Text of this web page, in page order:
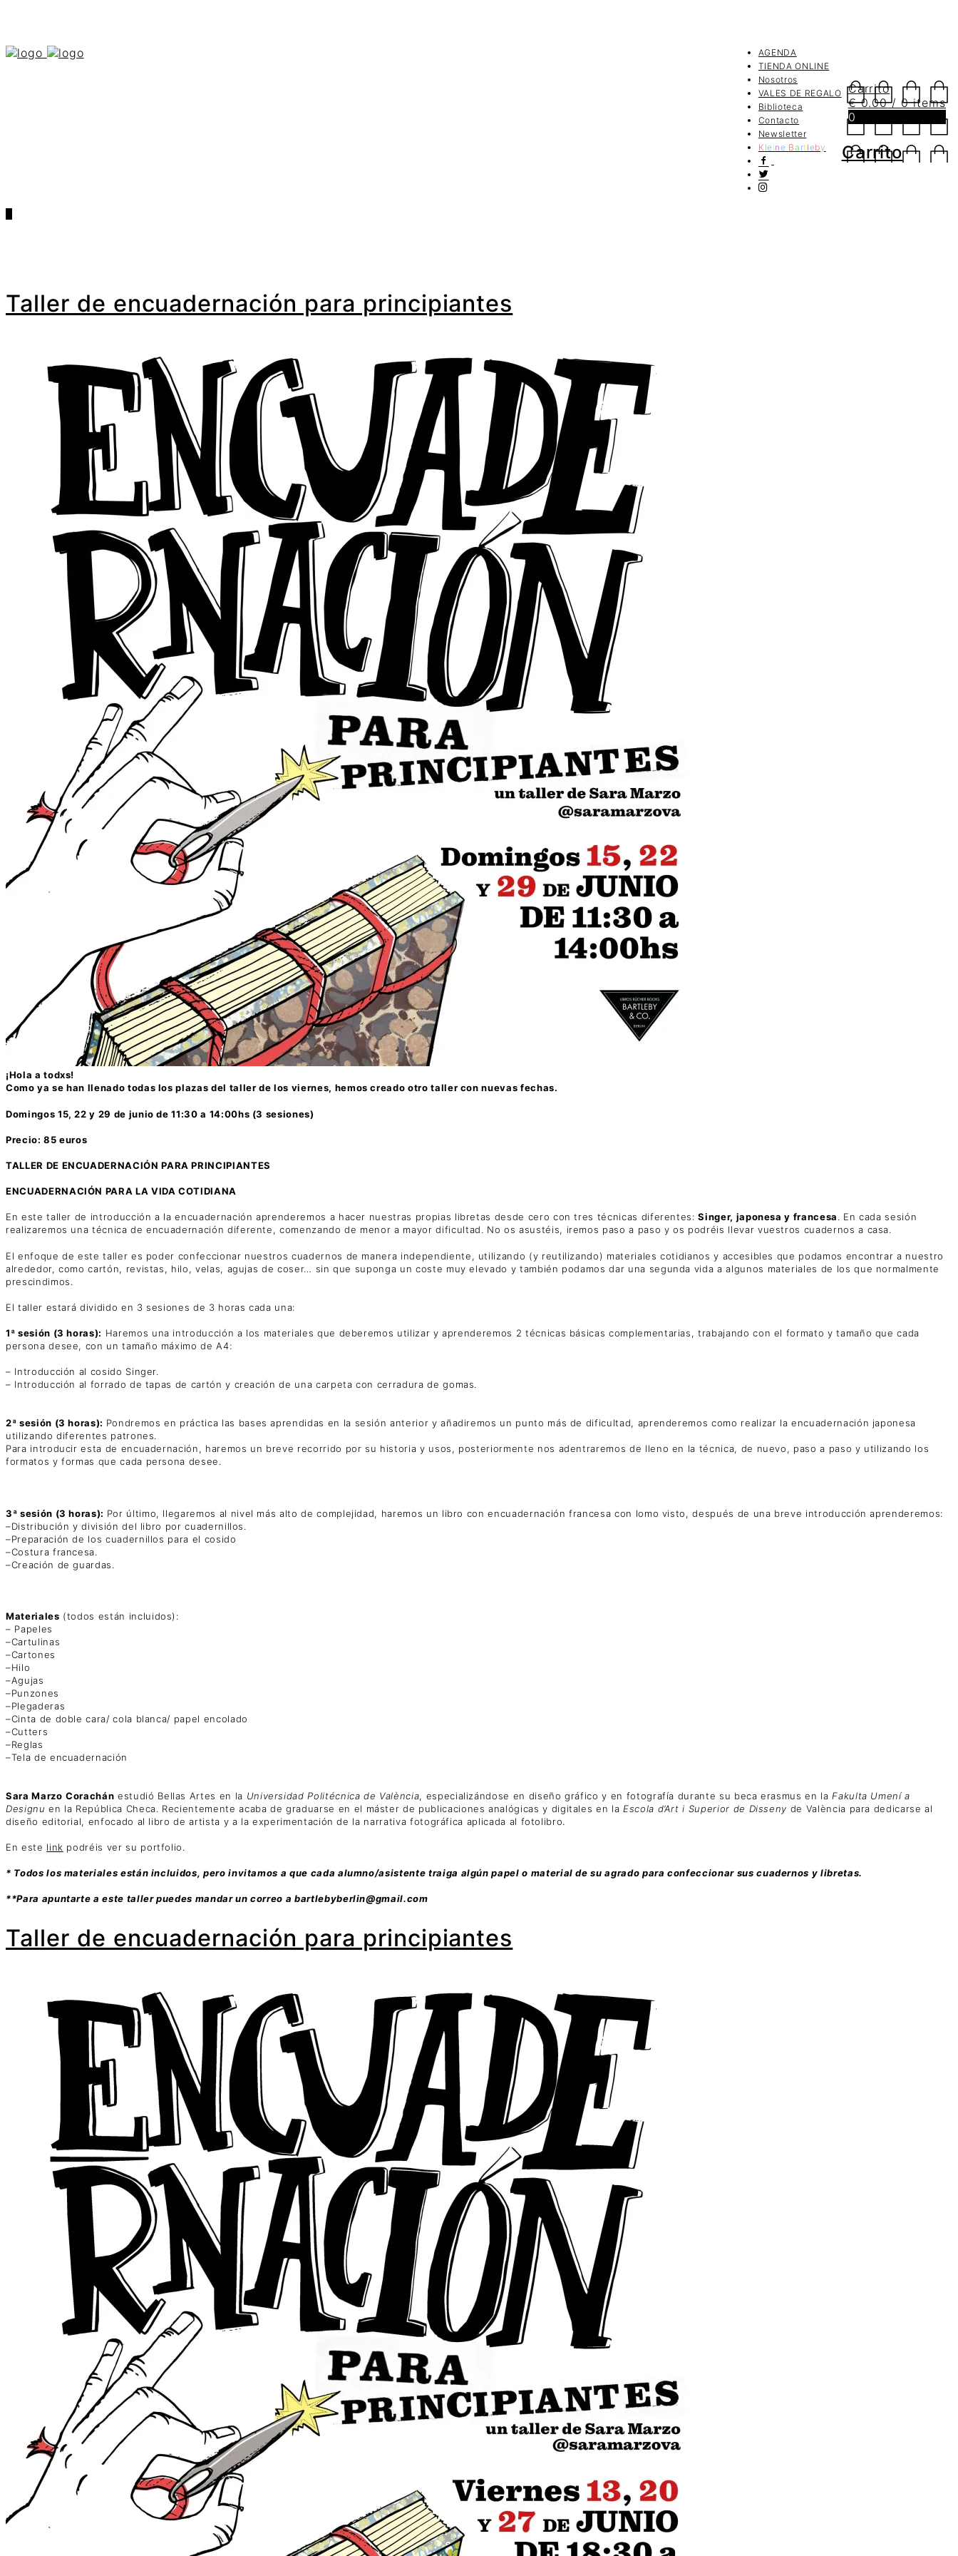
AGENDA
TIENDA ONLINE
Nosotros
VALES DE REGALO
Biblioteca
Contacto
Newsletter
K leine Ba rtleby
Carrito
€0.00 / 0 items
0
Carrito
Taller de encuadernación para principiantes
¡Hola a todxs!
Como ya se han llenado todas los plazas del taller de los viernes, hemos creado otro taller con nuevas fechas.
Domingos 15, 22 y 29 de junio de 11:30 a 14:00hs (3 sesiones)
Precio: 85 euros
TALLER DE ENCUADERNACIÓN PARA PRINCIPIANTES
ENCUADERNACIÓN PARA LA VIDA COTIDIANA
En este taller de introducción a la encuadernación aprenderemos a hacer nuestras propias libretas desde cero con tres técnicas diferentes:Singer, japonesa y francesa. En cada sesión
realizaremos una técnica de encuadernación diferente, comenzando de menor a mayor dificultad. No os asustéis, iremos paso a paso y os podréis llevar vuestros cuadernos a casa.
El enfoque de este taller es poder confeccionar nuestros cuadernos de manera independiente, utilizando (y reutilizando) materiales cotidianos y accesibles que podamos encontrar a nuestro
alrededor, como cartón, revistas, hilo, velas, agujas de coser… sin que suponga un coste muy elevado y también podamos dar una segunda vida a algunos materiales de los que normalmente
prescindimos.
El taller estará dividido en 3 sesiones de 3 horas cada una:
1ª sesión (3 horas): Haremos una introducción a los materiales que deberemos utilizar y aprenderemos 2 técnicas básicas complementarias, trabajando con el formato y tamaño que cada
persona desee, con un tamaño máximo de A4:
– Introducción al cosido Singer.
– Introducción al forrado de tapas de cartón y creación de una carpeta con cerradura de gomas.
2ª sesión (3 horas): Pondremos en práctica las bases aprendidas en la sesión anterior y añadiremos un punto más de dificultad, aprenderemos como realizar la encuadernación japonesa
utilizando diferentes patrones.
Para introducir esta de encuadernación, haremos un breve recorrido por su historia y usos, posteriormente nos adentraremos de lleno en la técnica, de nuevo, paso a paso y utilizando los
formatos y formas que cada persona desee.
3ª sesión (3 horas): Por último, llegaremos al nivel más alto de complejidad, haremos un libro con encuadernación francesa con lomo visto, después de una breve introducción aprenderemos:
–Distribución y división del libro por cuadernillos.
–Preparación de los cuadernillos para el cosido
–Costura francesa.
–Creación de guardas.
Materiales (todos están incluidos):
– Papeles
–Cartulinas
–Cartones
–Hilo
–Agujas
–Punzones
–Plegaderas
–Cinta de doble cara/ cola blanca/ papel encolado
–Cutters
–Reglas
–Tela de encuadernación
Sara Marzo Corachán estudió Bellas Artes en la Universidad Politécnica de València, especializándose en diseño gráfico y en fotografía durante su beca erasmus en laFakulta Umení a
Designu en la República Checa. Recientemente acaba de graduarse en el máster de publicaciones analógicas y digitales en la Escola d’Art i Superior de Disseny de València para dedicarse al
diseño editorial, enfocado al libro de artista y a la experimentación de la narrativa fotográfica aplicada al fotolibro.
En este link podréis ver su portfolio.
* Todos los materiales están incluidos, pero invitamos a que cada alumno/asistente traiga algún papel o material de su agrado para confeccionar sus cuadernos y libretas.
**Para apuntarte a este taller puedes mandar un correo a bartlebyberlin@gmail.com
Taller de encuadernación para principiantes